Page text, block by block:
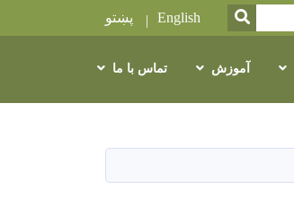
SEARCH
English پښتو
آموزش تماس با ما